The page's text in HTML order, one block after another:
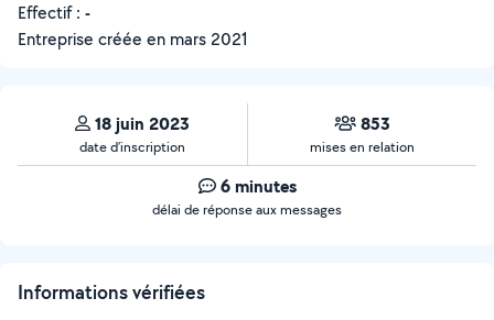
Effectif : -
Entreprise créée en mars 2021
18 juin 2023
date d’inscription
853
mises en relation
6 minutes
délai de réponse aux messages
Informations vérifiées